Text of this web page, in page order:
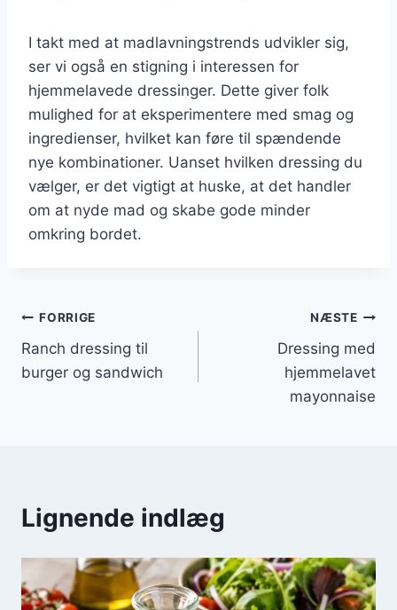
I takt med at madlavningstrends udvikler sig,
ser vi også en stigning i interessen for
hjemmelavede dressinger. Dette giver folk
mulighed for at eksperimentere med smag og
ingredienser, hvilket kan føre til spændende
nye kombinationer. Uanset hvilken dressing du
vælger, er det vigtigt at huske, at det handler
om at nyde mad og skabe gode minder
omkring bordet.
Indlægsnavigation
FORRIGE
Ranch dressing til
burger og sandwich
NÆSTE
Dressing med
hjemmelavet
mayonnaise
Lignende indlæg